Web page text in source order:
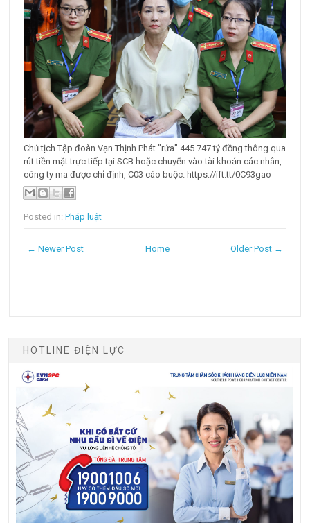
Chủ tịch Tập đoàn Vạn Thịnh Phát "rửa" 445.747 tỷ đồng thông qua
rút tiền mặt trực tiếp tại SCB hoặc chuyển vào tài khoản các nhân,
công ty ma được chỉ định, C03 cáo buộc. https://ift.tt/0C93gao
Posted in:Pháp luật
← Newer Post Older Post →
Home
HOTLINE ĐIỆN LỰC